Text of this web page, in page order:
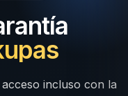
incluso con la